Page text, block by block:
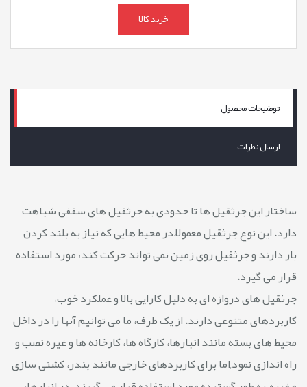
خرید کالا
توضیحات محصول
ارسال نظرات
ساختار این جرثقیل ها تا حدودی به جرثقیل های سقفی شباهت
دارد. این نوع جرثقیل معمولاً در محیط ‌هایی که نیاز به بلند کردن
بار دارند و جرثقیل روی زمین نمی ‌تواند حرکت کند، مورد استفاده
قرار می‌ گیرد.
جرثقیل های دروازه ای به دلیل کارایی بالا و عملکرد خوب،
کاربردهای متنوعی دارند. از یک طرف، ما می توانیم آنها را در داخل
محیط های بسته مانند انبارها، کارگاه ها، کارخانه ها و غیره نصب و
راه اندازی نمود,اما برای کاربردهای خارجی مانند بندر، کشتی سازی